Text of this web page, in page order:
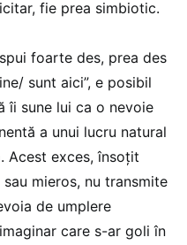
fie prea simbiotic.
foarte des, prea des
sunt aici”, e posibil
îi sune lui ca o nevoie
a unui lucru natural
Acest exces, însoțit
mieros, nu transmite
de umplere
care s-ar goli în